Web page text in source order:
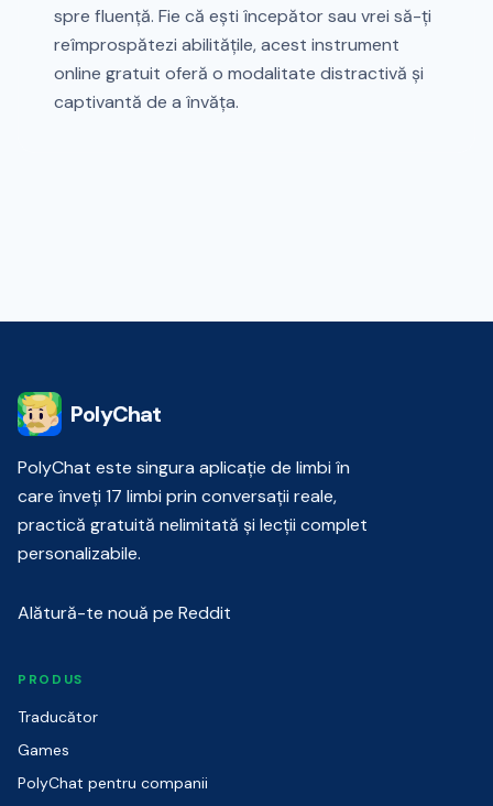
spre fluență. Fie că ești începător sau vrei să-ți
reîmprospătezi abilitățile, acest instrument
online gratuit oferă o modalitate distractivă și
captivantă de a învăța.
PolyChat
PolyChat este singura aplicație de limbi în
care înveți 17 limbi prin conversații reale,
practică gratuită nelimitată și lecții complet
personalizabile.
Alătură-te nouă pe Reddit
PRODUS
Traducător
Games
PolyChat pentru companii